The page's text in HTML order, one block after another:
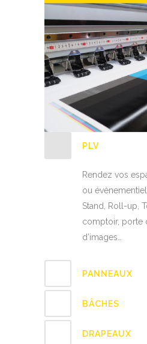
PLV
Rendez vos
ou
Stand, Roll-up,
comptoir, porte
d’images…
PANNEAUX
BÂCHES
DRAPEAUX